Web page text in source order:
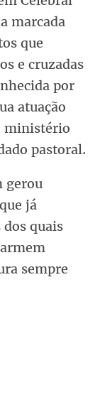
marcada
que
e cruzadas
por
atuação
ministério
pastoral.
gerou
já
quais
sempre